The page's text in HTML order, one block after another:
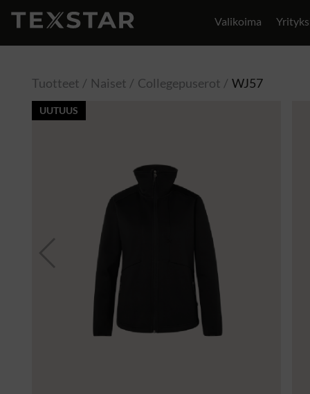
Valikoima
Tuotteet Naiset Collegepuserot WJ57
UUTUUS